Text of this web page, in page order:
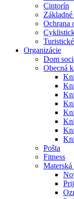
Cintorín
Ochrana
Organizácie
Dom
Obecná
Pošta
Fitness
Materská